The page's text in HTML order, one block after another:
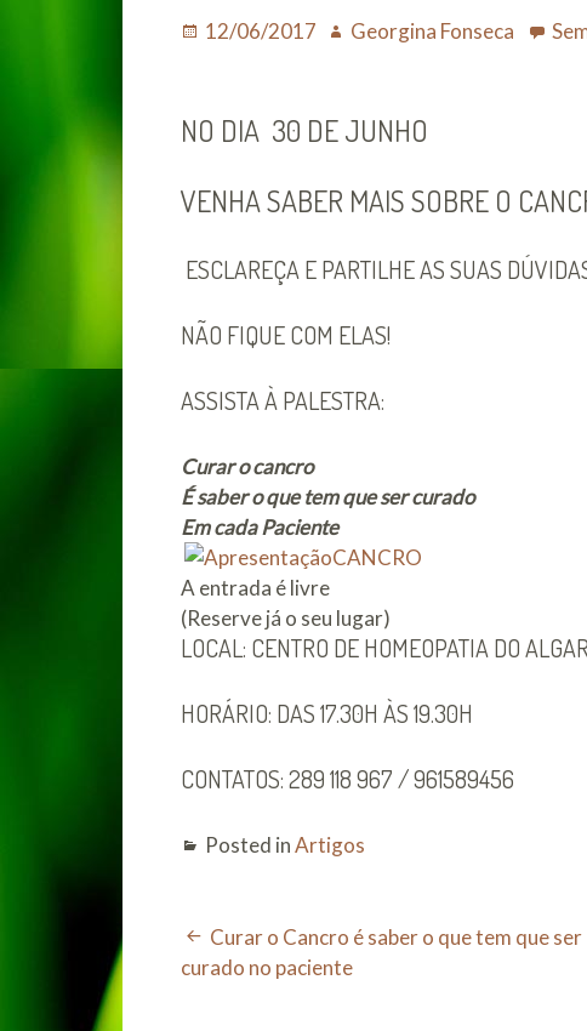
Posted
12/06/2017 Author
Georgina Fonseca
NO DIA 30 DE JUNHO
VENHA SABER MAIS SOBRE O
ESCLAREÇA E PARTILHE AS SUAS
NÃO FIQUE COM ELAS!
ASSISTA À PALESTRA:
Curar o cancro
É saber o que tem que ser curado
Em cada Paciente
A entrada é livre
(Reserve já o seu lugar)
LOCAL: CENTRO DE HOMEOPATIA DO
HORÁRIO: DAS 17.30H ÀS 19.30H
CONTATOS: 289 118 967 / 961589456
Posted inArtigos
POST
NAVIGATION
Curar o Cancro é saber o que tem que ser
curado no paciente